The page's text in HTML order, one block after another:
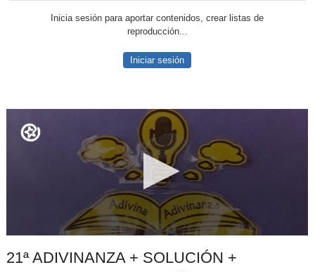
Inicia sesión para aportar contenidos, crear listas de
reproducción...
Iniciar sesión
21ª ADIVINANZA + SOLUCIÓN +